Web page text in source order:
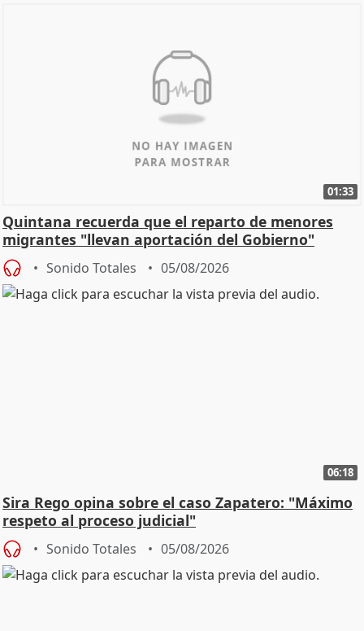
01:33
Quintana recuerda que el reparto de menores
migrantes "llevan aportación del Gobierno"
central
Sonido Totales 05/08/2026
06:18
Sira Rego opina sobre el caso Zapatero: "Máximo
respeto al proceso judicial"
Sonido Totales 05/08/2026